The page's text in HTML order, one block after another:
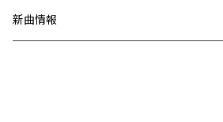
新曲情報